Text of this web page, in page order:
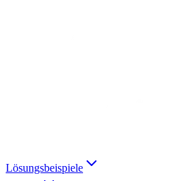
Lösungsbeispiele